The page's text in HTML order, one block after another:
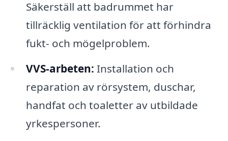
Säkerställ att badrummet har
tillräcklig ventilation för att förhindra
fukt- och mögelproblem.
VVS-arbeten: Installation och
reparation av rörsystem, duschar,
handfat och toaletter av utbildade
yrkespersoner.